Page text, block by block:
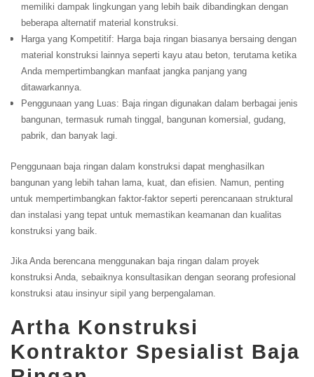
memiliki dampak lingkungan yang lebih baik dibandingkan dengan
beberapa alternatif material konstruksi.
Harga yang Kompetitif: Harga baja ringan biasanya bersaing dengan
material konstruksi lainnya seperti kayu atau beton, terutama ketika
Anda mempertimbangkan manfaat jangka panjang yang
ditawarkannya.
Penggunaan yang Luas: Baja ringan digunakan dalam berbagai jenis
bangunan, termasuk rumah tinggal, bangunan komersial, gudang,
pabrik, dan banyak lagi.
Penggunaan baja ringan dalam konstruksi dapat menghasilkan
bangunan yang lebih tahan lama, kuat, dan efisien. Namun, penting
untuk mempertimbangkan faktor-faktor seperti perencanaan struktural
dan instalasi yang tepat untuk memastikan keamanan dan kualitas
konstruksi yang baik.
Jika Anda berencana menggunakan baja ringan dalam proyek
konstruksi Anda, sebaiknya konsultasikan dengan seorang profesional
konstruksi atau insinyur sipil yang berpengalaman.
Artha Konstruksi
Kontraktor Spesialist Baja